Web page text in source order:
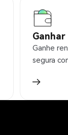
Ganhar
Ganhe
segura